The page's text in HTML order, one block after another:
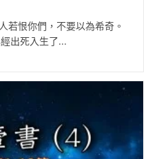
若恨你們，不要以為希奇。
出死入生了...